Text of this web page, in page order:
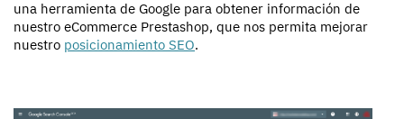
una herramienta de Google para obtener información de
nuestro eCommerce Prestashop, que nos permita mejorar
nuestro posicionamiento SEO.